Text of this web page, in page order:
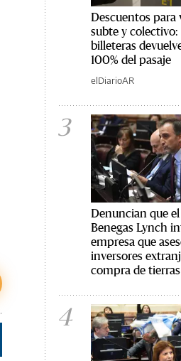
Descuentos para
subte y
billeteras
100% del pasaje
elDiarioAR
3
Denuncian que
Benegas Lynch
empresa que
inversores
compra de tierras
4